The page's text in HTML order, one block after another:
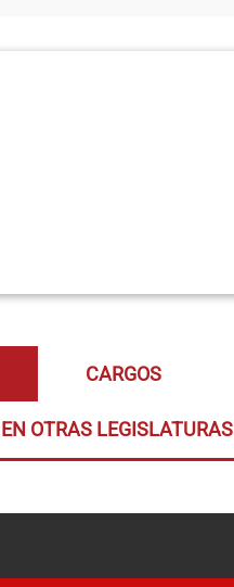
CARGOS
OTRAS LEGISLATURAS